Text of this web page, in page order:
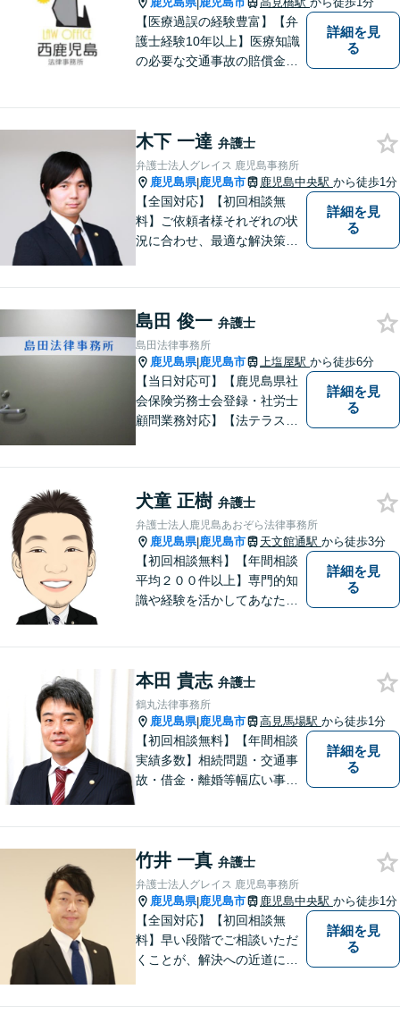
|
【医療過誤の経験豊富】【弁
護士経験10年以上】医療知識
の必要な交通事故の賠償金請
さい。依頼者様との信頼関係
を大切に解決へ向けて尽力い
たします。【休日・夜間対応
可】
詳細を見
る
木下 一達 弁護士
弁護士法人グレイス 鹿児島事務所
鹿児島県|鹿児島市 鹿児島中央駅 から徒歩1分
【全国対応】【初回相談無
料】ご依頼者様それぞれの状
況に合わせ、最適な解決策を
き合い、解決までしっかりサ
ポートします。【電話・WEB
相談も対応可能】
詳細を見
る
島田 俊一 弁護士
島田法律事務所
鹿児島県|鹿児島市 上塩屋駅 から徒歩6分
【当日対応可】【鹿児島県社
会保険労務士会登録・社労士
顧問業務対応】【法テラス対
詳細を見
る
犬童 正樹 弁護士
弁護士法人鹿児島あおぞら法律事務所
鹿児島県|鹿児島市 天文館通駅 から徒歩3分
【初回相談無料】【年間相談
平均２００件以上】専門的知
識や経験を活かしてあなたの
弁護などに強い弁護士です。
「鹿児島あおぞら法律事務
所」で検索。
詳細を見
る
本田 貴志 弁護士
鶴丸法律事務所
鹿児島県|鹿児島市 高見馬場駅 から徒歩1分
【初回相談無料】【年間相談
実績多数】相続問題・交通事
故・借金・離婚等幅広い事件
す。困ったらすぐにご相談く
ださい。
詳細を見
る
竹井 一真 弁護士
弁護士法人グレイス 鹿児島事務所
鹿児島県|鹿児島市 鹿児島中央駅 から徒歩1分
【全国対応】【初回相談無
料】早い段階でご相談いただ
くことが、解決への近道にな
詳細を見
る